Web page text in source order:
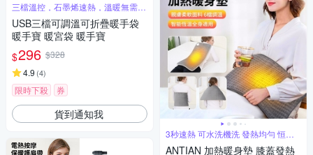
三檔溫控，石墨烯速熱，溫暖無需等
待
USB三檔可調溫可折疊暖手袋
暖手寶 暖宮袋 暖手寶
$296 $328
4.9 (4)
限時下殺 券
貨到通知我
3秒速熱 可水洗機洗 發熱均勻 恒溫
線
ANTIAN 加熱暖身墊 膝蓋發熱